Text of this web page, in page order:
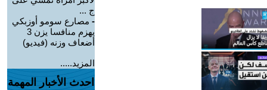
ج ...
- مصارع سومو أوزبكي
يهزم منافسا يزن 3
أضعاف وزنه (فيديو)
المزيد.....
احدث الأخبار المهمة